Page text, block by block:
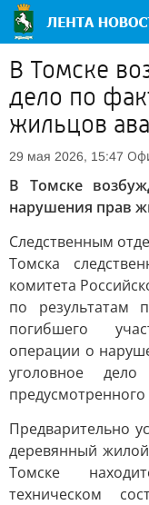
В Томске
дело по
жильцов
29 мая 2026, 15:47
В Томске
нарушения прав
Следственным
Томска
комитета
по результатам
погибшего
операции о
уголовное
предусмотренного
Предварительно
деревянный
Томске
техническом